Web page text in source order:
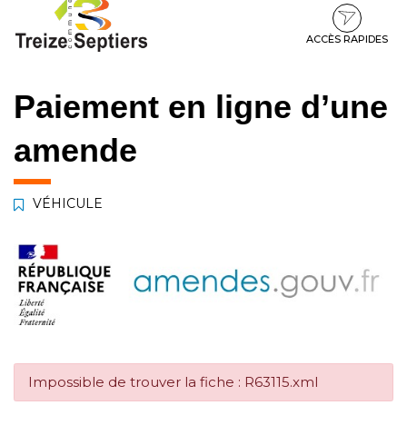
contenu
pied
ACCÈS RAPIDES
Paiement en ligne d’une
amende
VÉHICULE
Impossible de trouver la fiche : R63115.xml